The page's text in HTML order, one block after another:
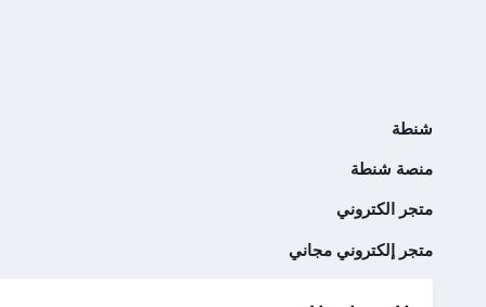
شنطة
منصة شنطة
متجر الكتروني
متجر إلكتروني مجاني